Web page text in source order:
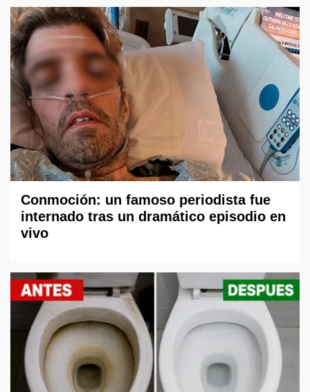
Conmoción: un famoso periodista fue
internado tras un dramático episodio en
vivo